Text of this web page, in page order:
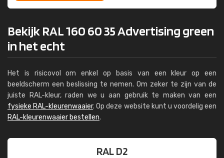
Bekijk RAL 160 60 35 Advertising green
in het echt
Het is risicovol om enkel op basis van een kleur op een
beeldscherm een beslissing te nemen. Om zeker te zijn van de
juiste RAL-kleur, raden we u aan gebruik te maken van een
fysieke RAL-kleurenwaaier. Op deze website kunt u voordelig een
RAL-kleurenwaaier bestellen.
RAL D2